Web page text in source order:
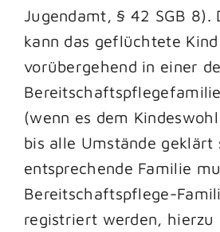
Jugendamt, § 42 SGB 8).
kann das geflüchtete
vorübergehend in einer
(wenn es dem
bis alle Umstände geklärt
entsprechende Familie
Bereitschaftspflege-
registriert werden, hierzu